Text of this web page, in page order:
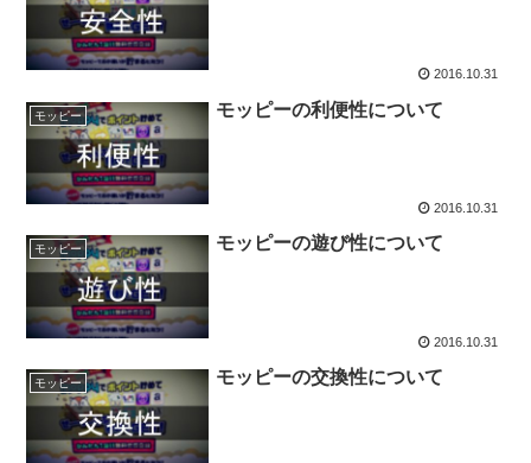
2016.10.31
モッピー モッピーの利便性について
2016.10.31
モッピー モッピーの遊び性について
2016.10.31
モッピー モッピーの交換性について